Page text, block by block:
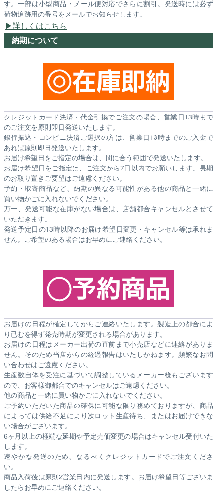
す。一部は小型商品・メール便対応でさらに割引。発送時には必ず
荷物追跡用の番号をメールでお知らせします。
詳しくはこちら
納期について
クレジットカード決済・代金引換でご注文の場合、営業日13時まで
のご注文を原則即日発送いたします。
銀行振込・コンビニ決済ご選択の方は、営業日13時までのご入金で
あれば原則即日発送いたします。
お届け希望日をご指定の場合は、間に合う範囲で発送いたします。
お届け希望日をご指定は、ご注文から7日以内でお願いします。長期
のお取り置きご要望はご遠慮ください。
予約・取寄商品など、納期の異なる可能性がある他の商品と一緒に
買い物かごに入れないでください。
万一、発送可能な在庫がない場合は、店舗都合キャンセルとさせて
いただきます。
発送予定日の13時以降のお届け希望日変更・キャンセル等は承れま
せん。ご希望のある場合はお早めにご連絡ください。
お届けの日程が確定してからご連絡いたします。製造上の都合によ
り已むを得ず発売時期が変更される場合があります。
お届けの日程はメーカー出荷の直前まで小売店などに連絡がありま
せん。そのため当店からの経過報告はいたしかねます。頻繁なお問
い合わせはご遠慮ください。
生産数自体を受注に基づいて調整しているメーカー様もございます
ので、お客様御都合でのキャンセルはご遠慮ください。
他の商品と一緒に買い物かごに入れないでください。
ご予約いただいた商品の確保に可能な限り務めておりますが、商品
によっては供給不足により次ロット生産待ち、またはお届けできな
い場合がございます。
6ヶ月以上の極端な延期や予定売価変更の場合はキャンセル受付いた
します。
速やかな発送のため、なるべくクレジットカードでご注文くださ
い。
商品入荷後は原則2営業日内に発送します。お届け希望日等ございま
したらお早めにご連絡ください。